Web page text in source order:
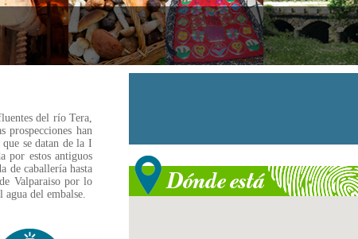
del río Tera,
prospecciones han
se datan de la I
por estos antiguos
de caballería hasta
Valparaiso por lo
agua del embalse.